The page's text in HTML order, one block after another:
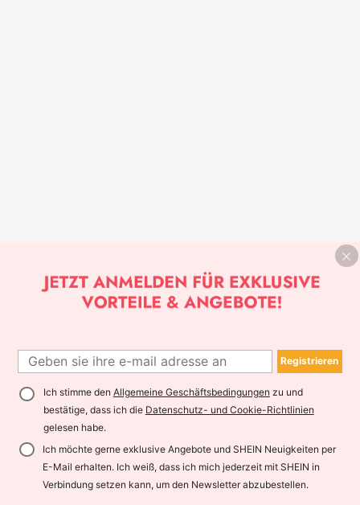
Registrieren
Ich stimme den Allgemeine Geschäftsbedingungen zu und
bestätige, dass ich die Datenschutz- und Cookie-Richtlinien
gelesen habe.
Ich möchte gerne exklusive Angebote und SHEIN Neuigkeiten per
E-Mail erhalten. Ich weiß, dass ich mich jederzeit mit SHEIN in
Verbindung setzen kann, um den Newsletter abzubestellen.